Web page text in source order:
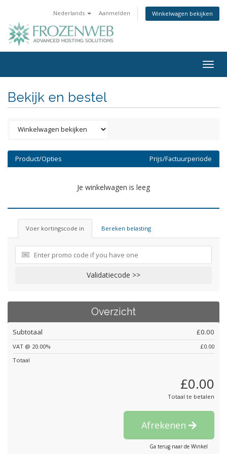
Nederlands Aanmelden Winkelwagen bekijken
Bekijk en bestel
Product/Opties Prijs/Factuurperiode
Je winkelwagen is leeg
Voer kortingscode in Bereken belasting
Validatiecode >>
Overzicht
Subtotaal £0.00
VAT @ 20.00%
£0.00
Totaal
£0.00
Totaal te betalen
Afrekenen
Ga terug naar de Winkel